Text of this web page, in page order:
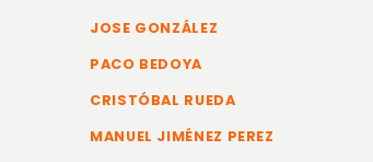
JOSE GONZÁLEZ
PACO BEDOYA
CRISTÓBAL RUEDA
MANUEL JIMÉNEZ PEREZ